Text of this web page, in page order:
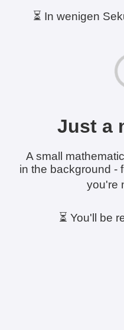
⏳ In wenigen
Just a
A small
in the background -
you're
⏳ You'll be